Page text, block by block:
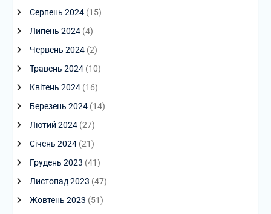
Серпень 2024(15)
Липень 2024(4)
Червень 2024(2)
Травень 2024(10)
Квітень 2024(16)
Березень 2024(14)
Лютий 2024(27)
Січень 2024(21)
Грудень 2023 (41)
Листопад 2023 (47)
Жовтень 2023 (51)